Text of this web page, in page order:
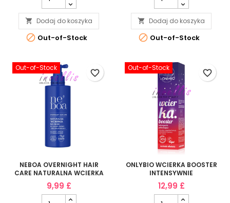
 Dodaj do koszyka
 Out-of-Stock
 Dodaj do koszyka
 Out-of-Stock
Out-of-Stock
NEBOA OVERNIGHT HAIR
CARE NATURALNA WCIERKA
NA NOC DO SKORY GLOWY
NA POROST I RZECIW
WYPADANIU 175ML
9,99 £
favorite_border
Out-of-Stock
ONLYBIO WCIERKA BOOSTER
INTENSYWNIE
POBUDZAJACA 100ML
12,99 £
favorite_border